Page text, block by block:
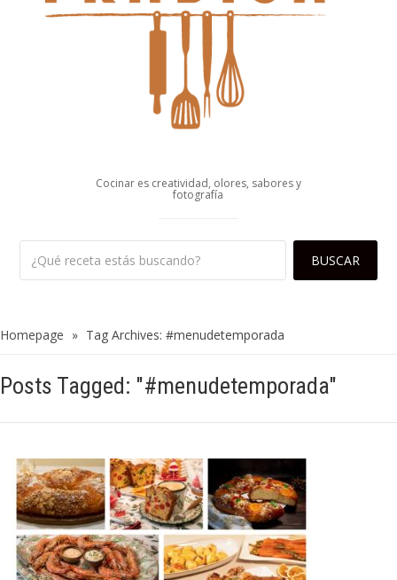
Cocinar es creatividad, olores, sabores y
fotografía
Homepage » Tag Archives: #menudetemporada
Posts Tagged: "#menudetemporada"